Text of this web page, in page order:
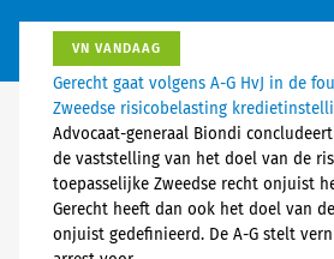
VN VANDAAG
Gerecht gaat volgens A-G HvJ in de
Zweedse risicobelasting
Advocaat-generaal Biondi
de vaststelling van het doel van de
toepasselijke Zweedse recht onjuist
Gerecht heeft dan ook het doel van
onjuist gedefinieerd. De A-G stelt